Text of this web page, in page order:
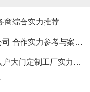
商综合实力推荐
2026年资质齐全的AI搜索营销专业公司 合作实力参考与案例盘点
2026年用料扎实的农村自建房别墅入户大门定制工厂实力公司推荐